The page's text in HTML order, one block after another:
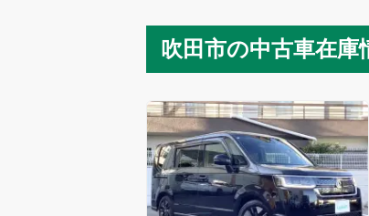
吹田市の中古車在庫